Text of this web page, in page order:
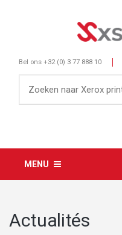
Bel ons +32 (0) 3 77 888 10
MENU
Actualités